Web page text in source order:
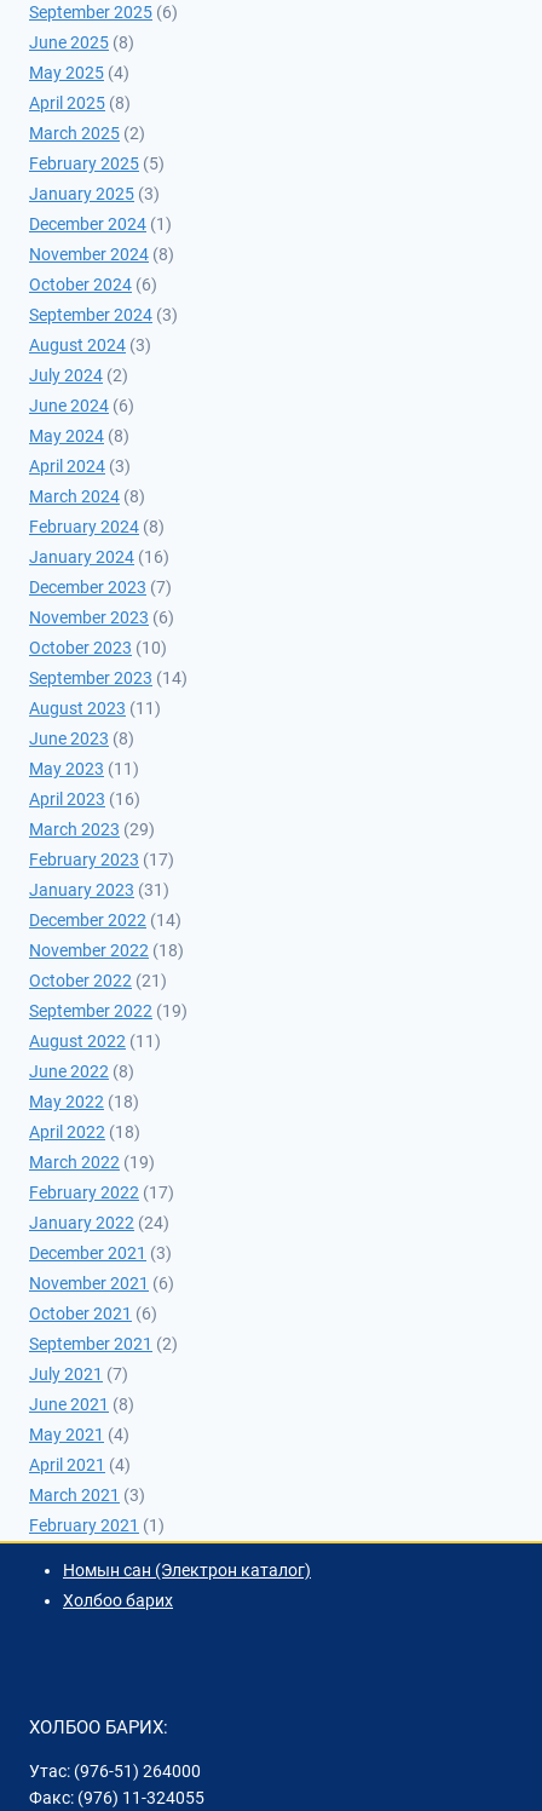
September 2025 (6)
June 2025 (8)
May 2025 (4)
April 2025 (8)
March 2025 (2)
February 2025 (5)
January 2025 (3)
December 2024 (1)
November 2024 (8)
October 2024 (6)
September 2024 (3)
August 2024 (3)
July 2024 (2)
June 2024 (6)
May 2024 (8)
April 2024 (3)
March 2024 (8)
February 2024 (8)
January 2024 (16)
December 2023 (7)
November 2023 (6)
October 2023 (10)
September 2023 (14)
August 2023 (11)
June 2023 (8)
May 2023 (11)
April 2023 (16)
March 2023 (29)
February 2023 (17)
January 2023 (31)
December 2022 (14)
November 2022 (18)
October 2022 (21)
September 2022 (19)
August 2022 (11)
June 2022 (8)
May 2022 (18)
April 2022 (18)
March 2022 (19)
February 2022 (17)
January 2022 (24)
December 2021 (3)
November 2021 (6)
October 2021 (6)
September 2021 (2)
July 2021 (7)
June 2021 (8)
May 2021 (4)
April 2021 (4)
March 2021 (3)
February 2021 (1)
Номын сан (Электрон каталог)
Холбоо барих
ХОЛБОО БАРИХ:
Утас: (976-51) 264000
Факс: (976) 11-324055